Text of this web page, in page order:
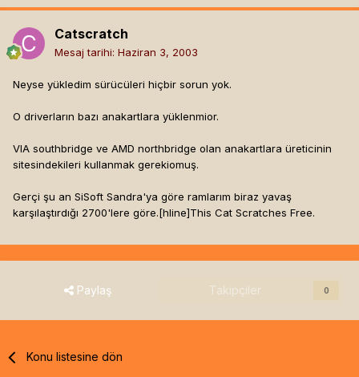
Catscratch
Mesaj tarihi: Haziran 3, 2003
Neyse yükledim sürücüleri hiçbir sorun yok.
O driverların bazı anakartlara yüklenmior.
VIA southbridge ve AMD northbridge olan anakartlara üreticinin
sitesindekileri kullanmak gerekiomuş.
Gerçi şu an SiSoft Sandra'ya göre ramlarım biraz yavaş
karşılaştırdığı 2700'lere göre.[hline]This Cat Scratches Free.
Paylaş Takipçiler 0
Konu listesine dön